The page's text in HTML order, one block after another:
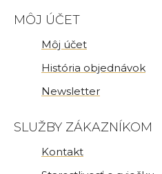
MÔJ ÚČET
Môj účet
História objednávok
Newsletter
SLUŽBY ZÁKAZNÍKOM
Kontakt